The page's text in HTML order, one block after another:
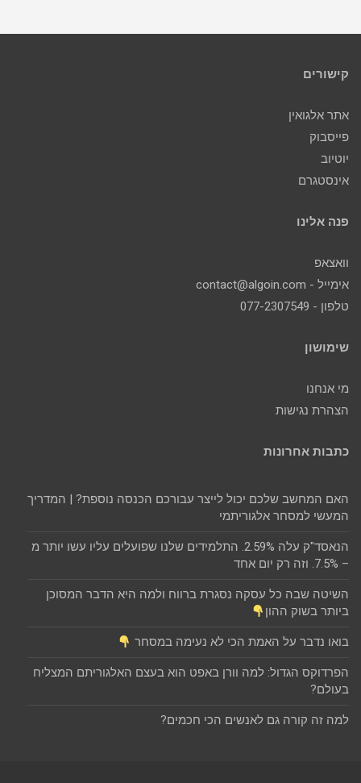
קישורים
אתר אלגואין
פייסבוק
יוטיוב
אינסטגרם
פנה אלינו
וואצאפ
אימייל - contact@algoin.com
טלפון - 077-2307549
שימושון
מי אנחנו
הצהרת נגישות
כתבות אחרונות
האם המחשב שלכם יכול לייצר עבורכם הכנסה נוספת? | המדריך
המעשי למסחר אלגוריתמי
הנאסד"ק עלה 2.59%. התלמידים שלנו שפועלים עליו עשו יותר מ
– 7.5%. וזה רק יום אחד
השיטה שבה כל עסקה נסגרת ברווח ולמה היא הדבר המסוכן
ביותר בשוק ההון
בואו נדבר על האמת הכי לא נעימה במסחר
הפרדוקס הגדול: למה וורן באפט הוא בעצם האלגוריתם המצליח
בעולם?
למה זה קורה גם לאנשים הכי חכמים?